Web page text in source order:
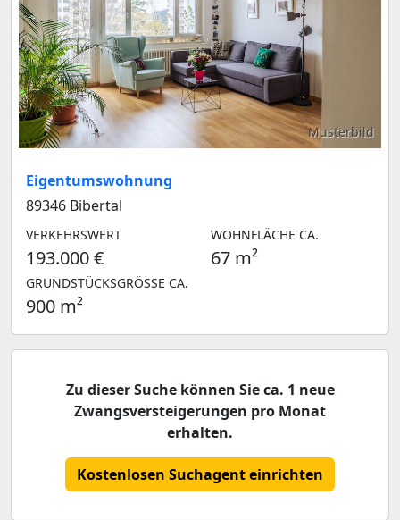
Musterbild
Eigentumswohnung
89346 Bibertal
VERKEHRSWERT
193.000 €
WOHNFLÄCHE CA.
67 m²
GRUNDSTÜCKSGRÖSSE CA.
900 m²
Zu dieser Suche können Sie ca. 1 neue
Zwangsversteigerungen pro Monat
erhalten.
Kostenlosen Suchagent einrichten